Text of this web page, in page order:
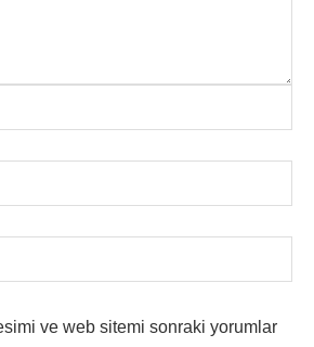
ve web sitemi sonraki yorumlar